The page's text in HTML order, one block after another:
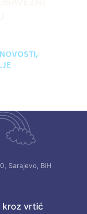
NOVOSTI,
Sarajevo, BiH
kroz vrtić